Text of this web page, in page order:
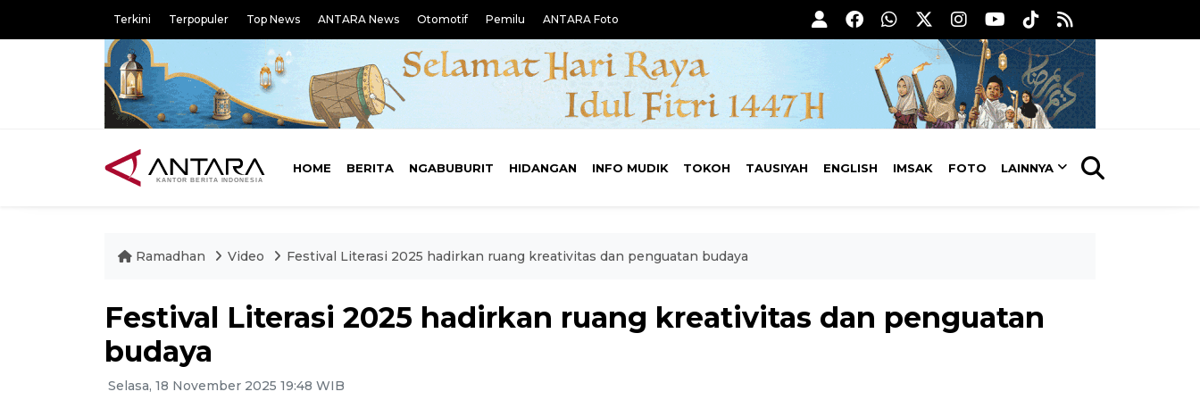
Terkini Terpopuler Top News ANTARA News Otomotif Pemilu ANTARA Foto
HOME BERITA NGABUBURIT HIDANGAN INFO MUDIK TOKOH TAUSIYAH ENGLISH IMSAK FOTO LAINNYA
Ramadhan Video Festival Literasi 2025 hadirkan ruang kreativitas dan penguatan budaya
Festival Literasi 2025 hadirkan ruang kreativitas dan penguatan
budaya
Selasa, 18 November 2025 19:48 WIB